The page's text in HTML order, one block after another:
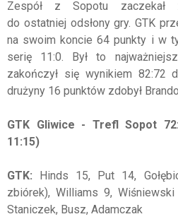
Zespół z Sopotu zaczekał
do ostatniej odsłony gry. GTK
na swoim koncie 64 punkty i w
serię 11:0. Był to
zakończył się wynikiem 82:72
drużyny 16 punktów zdobył
GTK Gliwice - Trefl Sopot
11:15)
GTK: Hinds 15, Put 14,
zbiórek), Williams 9,
Staniczek, Busz, Adamczak